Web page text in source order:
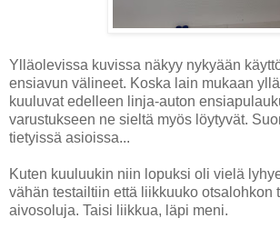
Ylläolevissa kuvissa näkyy nykyään
ensiavun välineet. Koska lain mukaan
kuuluvat edelleen linja-auton
varustukseen ne sieltä myös löytyvät.
tietyissä asioissa...
Kuten kuuluukin niin lopuksi oli vielä
vähän testailtiin että liikkuuko otsalohkon
aivosoluja. Taisi liikkua, läpi meni.